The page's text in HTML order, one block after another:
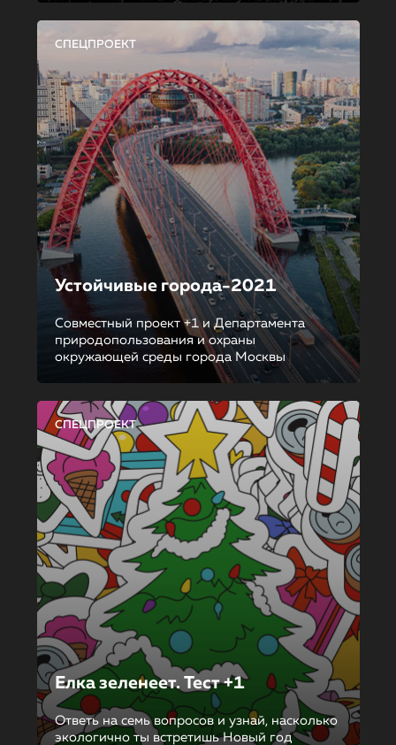
СПЕЦПРОЕКТ
Устойчивые города-2021
Совместный проект +1 и Департамента
природопользования и охраны
окружающей среды города Москвы
СПЕЦПРОЕКТ
Елка зеленеет. Тест +1
Ответь на семь вопросов и узнай, насколько
экологично ты встретишь Новый год